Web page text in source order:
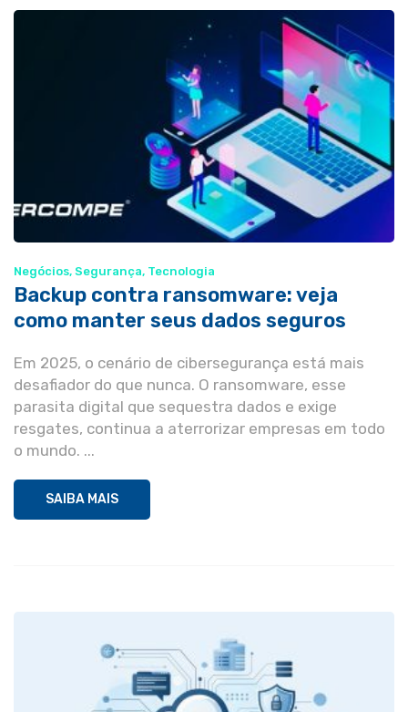
Negócios, Segurança, Tecnologia
Backup contra ransomware: veja
como manter seus dados seguros
Em 2025, o cenário de cibersegurança está mais
desafiador do que nunca. O ransomware, esse
parasita digital que sequestra dados e exige
resgates, continua a aterrorizar empresas em todo
o mundo. ...
SAIBA MAIS